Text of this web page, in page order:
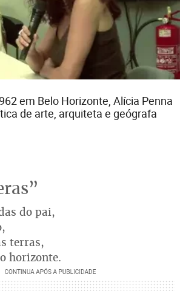
em Belo Horizonte, Alícia Penna
de arte, arquiteta e geógrafa
do pai,
terras,
horizonte.